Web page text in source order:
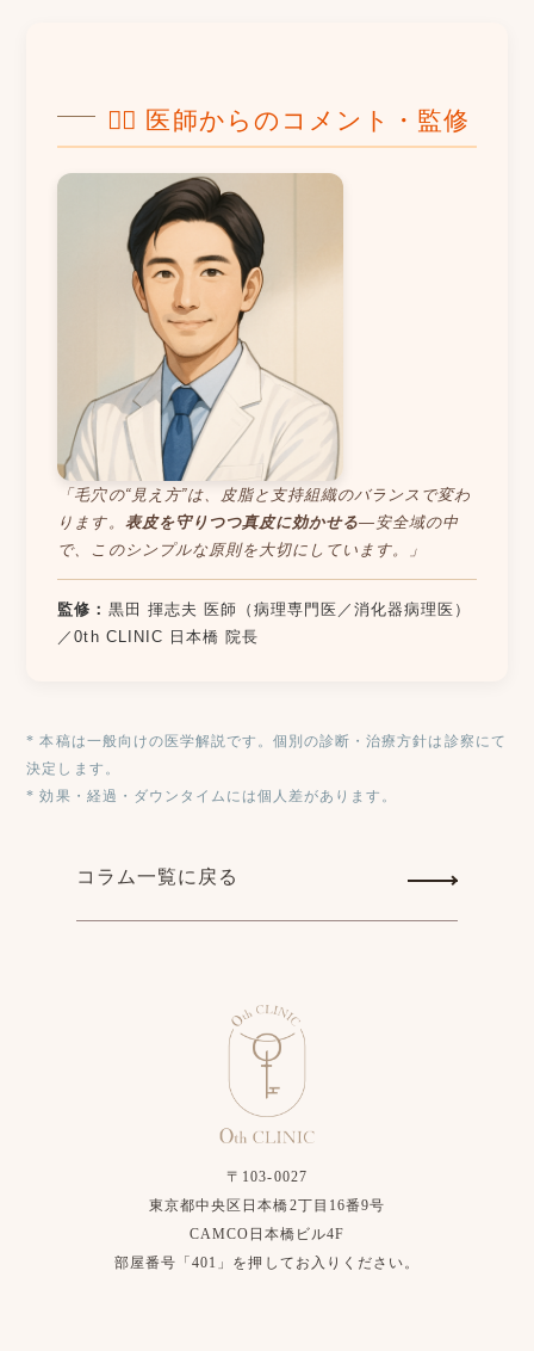
👨‍⚕️ 医師からのコメント・監修
「毛穴の“見え方”は、皮脂と支持組織のバランスで変わ
ります。 表皮を守りつつ真皮に効かせる—安全域の中
で、このシンプルな原則を大切にしています。」
監修： 黒田 揮志夫 医師（病理専門医／消化器病理医）
／0th CLINIC 日本橋 院長
* 本稿は一般向けの医学解説です。個別の診断・治療方針は診察にて
決定します。
* 効果・経過・ダウンタイムには個人差があります。
コラム一覧に戻る
〒103-0027
東京都中央区日本橋2丁目16番9号
CAMCO日本橋ビル4F
部屋番号「401」を押してお入りください。